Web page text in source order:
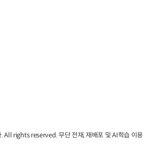
rights reserved. 무단 전재, 재배포 및 AI학습 이용